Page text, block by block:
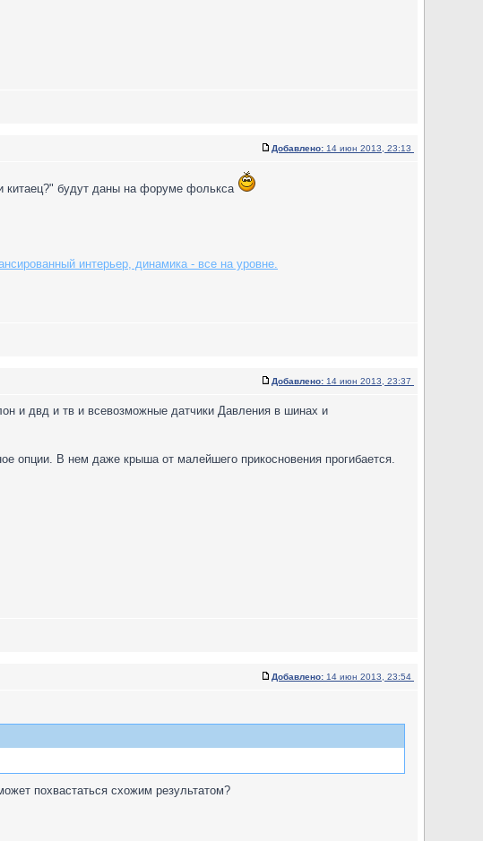
Добавлено: 14 июн 2013, 23:13
китаец?" будут даны на форуме фолькса
интерьер, динамика - все на уровне.
Добавлено: 14 июн 2013, 23:37
и двд и тв и всевозможные датчики Давления в шинах и
опции. В нем даже крыша от малейшего прикосновения прогибается.
Добавлено: 14 июн 2013, 23:54
похвастаться схожим результатом?